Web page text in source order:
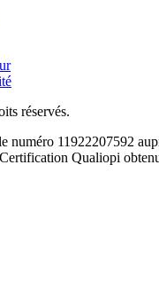
réservés.
numéro 11922207592
Qualiopi